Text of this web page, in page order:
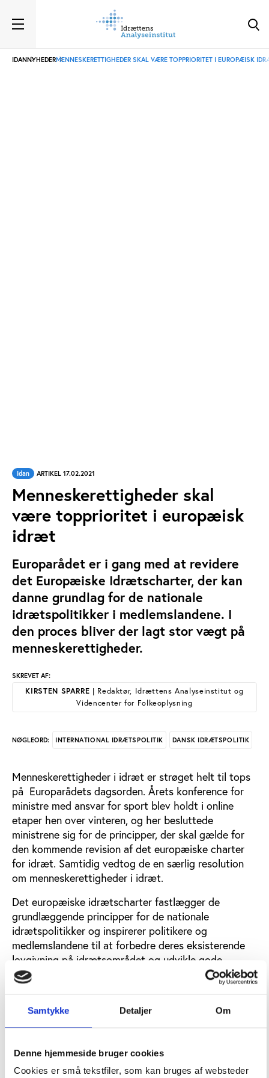
Samtykke Detaljer Om
Denne hjemmeside bruger cookies
Cookies er små tekstfiler, som kan bruges af websteder
IDANNYHEDERMENNESKERETTIGHEDER SKAL VÆRE TOPPRIORITET I EUROPÆISK
Idan ARTIKEL 17.02.2021
Menneskerettigheder skal
være topprioritet i europæisk
idræt
Europarådet er i gang med at revidere
det Europæiske Idrætscharter, der kan
danne grundlag for de nationale
idrætspolitikker i medlemslandene. I
den proces bliver der lagt stor vægt på
menneskerettigheder.
SKREVET AF:
KIRSTEN SPARRE | Redaktør, Idrættens Analyseinstitut og
Videncenter for Folkeoplysning
NØGLEORD: INTERNATIONAL IDRÆTSPOLITIK DANSK IDRÆTSPOLITIK
Menneskerettigheder i idræt er strøget helt til tops
på Europarådets dagsorden. Årets konference for
ministre med ansvar for sport blev holdt i online
etaper hen over vinteren, og her besluttede
ministrene sig for de principper, der skal gælde for
den kommende revision af det europæiske charter
for idræt. Samtidig vedtog de en særlig resolution
om menneskerettigheder i idræt.
Det europæiske idrætscharter fastlægger de
grundlæggende principper for de nationale
idrætspolitikker og inspirerer politikere og
medlemslandene til at forbedre deres eksisterende
lovgivning på idrætsområdet og udvikle gode
rammer for idræt.
Charteret er fra 1992 og blev senest opdateret i
2001, og nu skal det revideres for at tage højde for
de seneste udviklinger på området.
Respekt for menneskerettigheder i idræt er et af de
aktuelle områder, som ministrene har haft øje på